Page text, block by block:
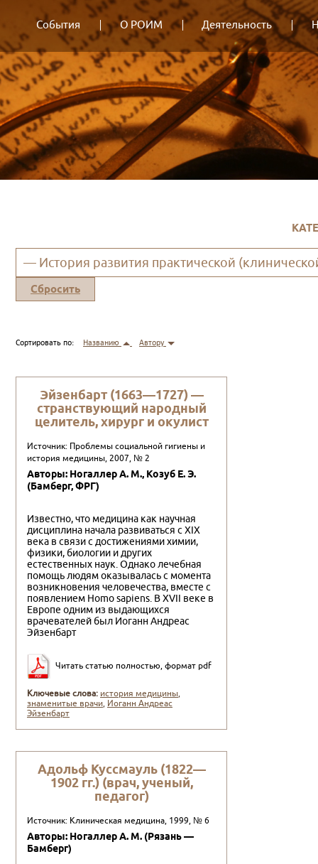
События О РОИМ Деятельность
— История развития практической
Сбросить
Сортировать по: Названию Автору
Эйзенбарт (1663—1727) —
странствующий народный
целитель, хирург и окулист
Источник: Проблемы социальной гигиены и
история медицины, 2007, № 2
Авторы: Ногаллер А. М., Козуб Е. Э.
(Бамберг, ФРГ)
Известно, что медицина как научная
дисциплина начала развиваться с XIX
века в связи с достижениями химии,
физики, биологии и других
естественных наук. Однако лечебная
помощь людям оказывалась с момента
возникновения человечества, вместе с
появлением Homo sapiens. В XVII веке в
Европе одним из выдающихся
врачевателей был Иоганн Андреас
Эйзенбарт
Читать статью полностью, формат pdf
Ключевые слова: история медицины,
знаменитые врачи, Иоганн Андреас
Эйзенбарт
Адольф Куссмауль (1822—
1902 гг.) (врач, ученый,
педагог)
Источник: Клиническая медицина, 1999, № 6
Авторы: Ногаллер А. М. (Рязань —
Бамберг)